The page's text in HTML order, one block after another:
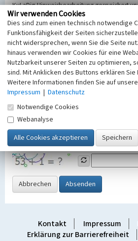
KuLaDig-Hinweisbearbeitung gespeichert
Selbstverständlich werden diese
Telemediengesetzes, des
dem 25.05.2018 gültigen Europäischen
(EU-DSGVO) vertraulich behandelt,
Hinweise zumDatenschutz
Nachricht
SicherheitsabfrageTragen Sie unten
Grafik ein
Abbrechen Absenden
Kontakt Impressum
Erklärung zur Barrierefreiheit
Wir verwenden Cookies
Dies sind zum einen technisch notwendige
Funktionsfähigkeit der Seiten
nicht widersprechen, wenn Sie die Seite
hinaus verwenden wir Cookies für eine
Nutzbarkeit unserer Seiten zu optimieren,
sind. Mit Anklicken des Buttons erklären Sie
Weitere Informationen finden Sie auf
Impressum | Datenschutz
Notwendige Cookies
Webanalyse